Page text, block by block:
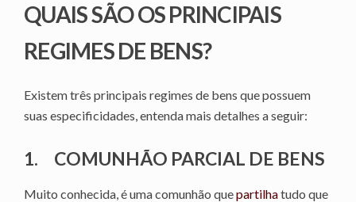
QUAIS SÃO OS PRINCIPAIS
REGIMES DE BENS?
Existem três principais regimes de bens que possuem
suas especificidades, entenda mais detalhes a seguir:
1. COMUNHÃO PARCIAL DE BENS
Muito conhecida, é uma comunhão quepartilhatudo que